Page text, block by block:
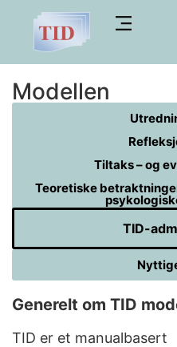
Modellen
Tiltaks – og
Teoretiske
TID-
Generelt om TID
TID er et manualbasert